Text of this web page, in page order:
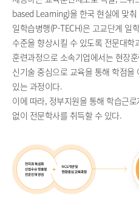
based Learning)을 한국 현실에 맞
일학습병행(P-TECH)은 고교단계 일
수준을 향상시킬 수 있도록 전문대학
훈련과정으로 소속기업에서는 현장
신기술 중심으로 교육을 통해 학점
있는 과정이다.
이에 따라, 정부지원을 통해 학습근
없이 전문학사를 취득할 수 있다.